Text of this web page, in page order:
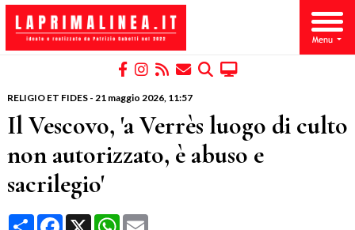
RELIGIO ET FIDES- 21 maggio 2026, 11:57
Il Vescovo, 'a Verrès luogo di culto
non autorizzato, è abuso e
sacrilegio'
CondividiFacebook
X WhatsApp
Email